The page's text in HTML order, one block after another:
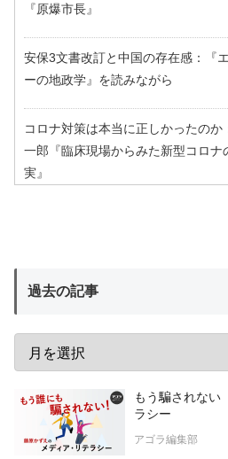
『原爆市長』
安保3文書改訂と中国の存在感：『
ーの地政学』を読みながら
コロナ対策は本当に正しかったのか
一郎『臨床現場からみた新型コロナ
実』
過去の記事
もう騙されな
ラシー
アゴラ編集部